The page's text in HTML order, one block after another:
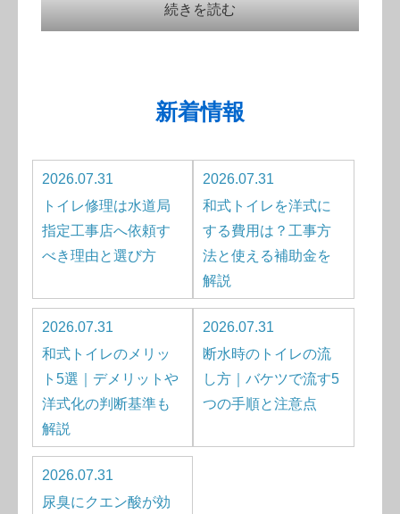
続きを読む
新着情報
2026.07.31
トイレ修理は水道局
指定工事店へ依頼す
べき理由と選び方
2026.07.31
和式トイレを洋式に
する費用は？工事方
法と使える補助金を
解説
2026.07.31
和式トイレのメリッ
ト5選｜デメリットや
洋式化の判断基準も
解説
2026.07.31
断水時のトイレの流
し方｜バケツで流す5
つの手順と注意点
2026.07.31
尿臭にクエン酸が効